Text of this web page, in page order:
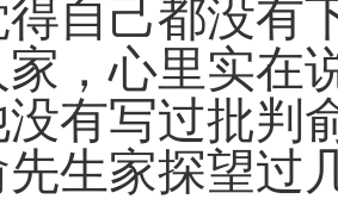
自己都没有
，心里实在
没有写过批判
先生家探望过